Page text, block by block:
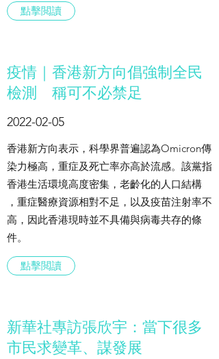
點擊閲讀
疫情｜香港新方向倡強制全民
檢測 稱可不必禁足
2022-02-05
香港新方向表示，科學界普遍認為Omicron傳
染力極高，重症及死亡率亦高於流感。該黨指
香港生活環境高度密集，老齡化的人口結構
，重症醫療資源相對不足，以及疫苗注射率不
高，因此香港現時並不具備與病毒共存的條
件。
點擊閲讀
新華社專訪張欣宇：當下很多
市民求變革、謀發展